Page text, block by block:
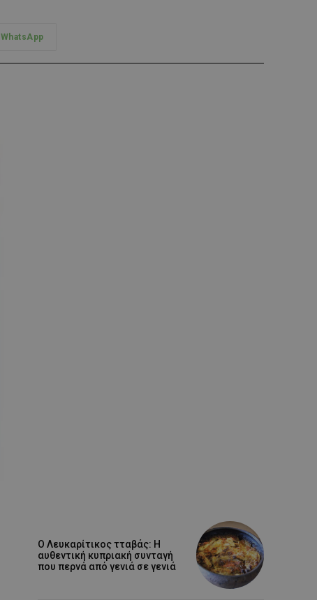
WhatsApp
Ο Λευκαρίτικος τταβάς: Η
αυθεντική κυπριακή συνταγή
που περνά από γενιά σε γενιά